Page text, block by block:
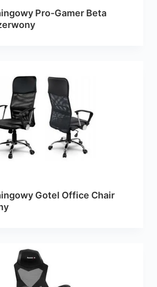
Pro-Gamer Beta
Gotel Office Chair